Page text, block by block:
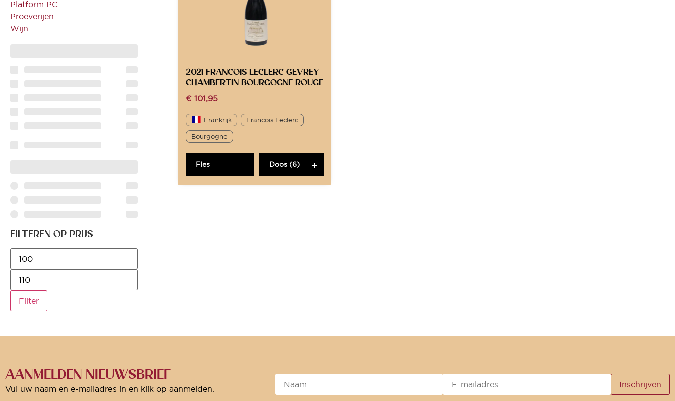
Platform PC
Proeverijen
Wijn
FILTEREN OP PRIJS
Filter
2021-FRANCOIS LECLERC GEVREY-
CHAMBERTIN BOURGOGNE ROUGE
€101,95
Frankrijk Francois Leclerc
Bourgogne
Fles Doos (6)
AANMELDEN NIEUWSBRIEF
Vul uw naam en e-mailadres in en klik op aanmelden.